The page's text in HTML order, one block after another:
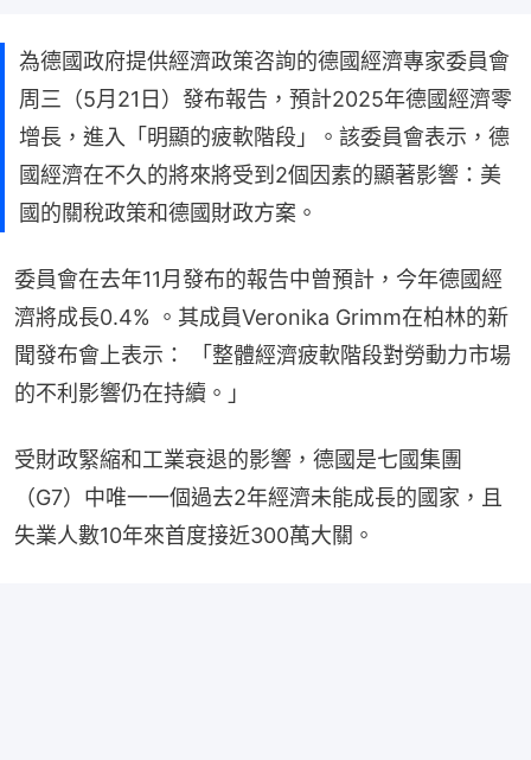
為德國政府提供經濟政策咨詢的德國經濟專家委員會
周三（5月21日）發布報告，預計2025年德國經濟零
增長，進入「明顯的疲軟階段」。該委員會表示，德
國經濟在不久的將來將受到2個因素的顯著影響：美
國的關稅政策和德國財政方案。
委員會在去年11月發布的報告中曾預計，今年德國經
濟將成長0.4% 。其成員Veronika Grimm在柏林的新
聞發布會上表示： 「整體經濟疲軟階段對勞動力市場
的不利影響仍在持續。」
受財政緊縮和工業衰退的影響，德國是七國集團
（G7）中唯一一個過去2年經濟未能成長的國家，且
失業人數10年來首度接近300萬大關。